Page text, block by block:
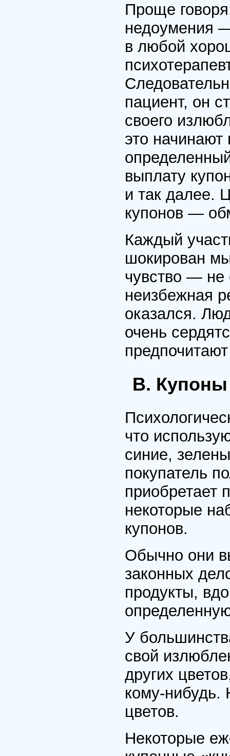
Проще
недоумения
в любой
пациент, он
своего
это начинают
выплату
и так далее.
купонов —
Каждый
шокирован
чувство — не
неизбежная
оказался.
очень
В. Купоны
что
синие,
покупатель
приобретает
некоторые
купонов.
Обычно они
законных
продукты,
У
свой
других
кому-
цветов.
Некоторые